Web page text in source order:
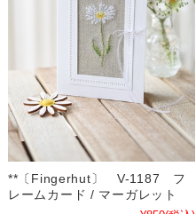
**〔Fingerhut〕 V-1187 フ
レームカード / マーガレット